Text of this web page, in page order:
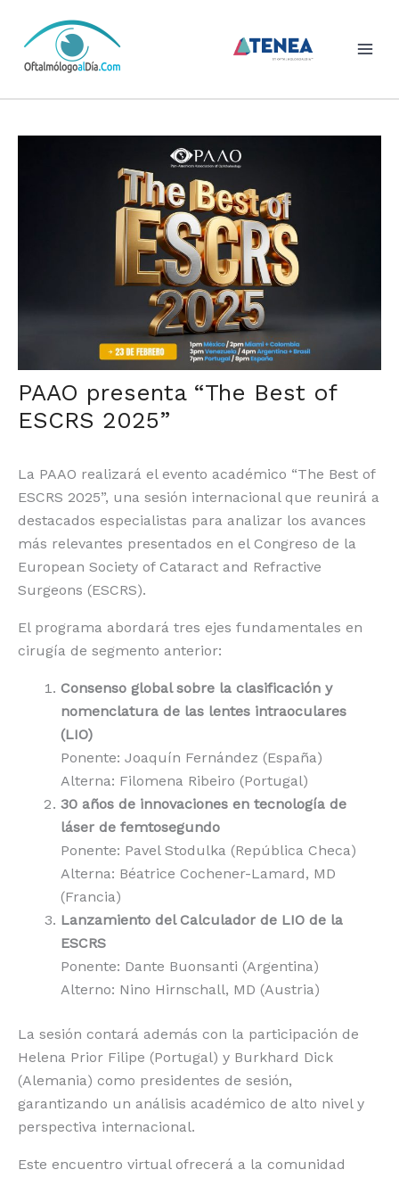
PAAO presenta “The Best of
ESCRS 2025”
La PAAO realizará el evento académico “The Best of
ESCRS 2025”, una sesión internacional que reunirá a
destacados especialistas para analizar los avances
más relevantes presentados en el Congreso de la
European Society of Cataract and Refractive
Surgeons (ESCRS).
El programa abordará tres ejes fundamentales en
cirugía de segmento anterior:
Consenso global sobre la clasificación y
nomenclatura de las lentes intraoculares
(LIO)
Ponente: Joaquín Fernández (España)
Alterna: Filomena Ribeiro (Portugal)
30 años de innovaciones en tecnología de
láser de femtosegundo
Ponente: Pavel Stodulka (República Checa)
Alterna: Béatrice Cochener-Lamard, MD
(Francia)
Lanzamiento del Calculador de LIO de la
ESCRS
Ponente: Dante Buonsanti (Argentina)
Alterno: Nino Hirnschall, MD (Austria)
La sesión contará además con la participación de
Helena Prior Filipe (Portugal) y Burkhard Dick
(Alemania) como presidentes de sesión,
garantizando un análisis académico de alto nivel y
perspectiva internacional.
Este encuentro virtual ofrecerá a la comunidad